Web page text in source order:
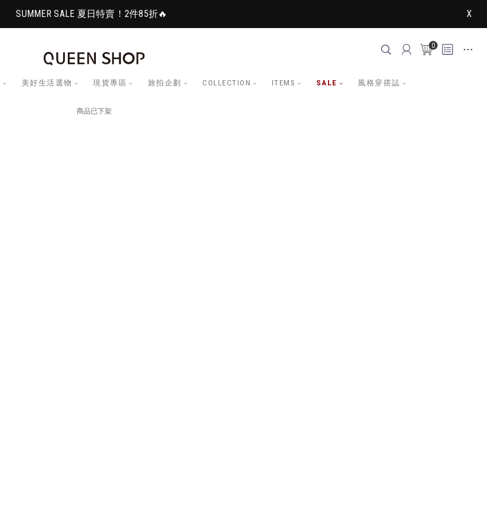
SUMMER SALE 夏日特賣！2件85折🔥 X
0
美好生活選物 現貨專區 旅拍企劃 COLLECTION ITEMS SALE 風格穿搭誌
商品已下架